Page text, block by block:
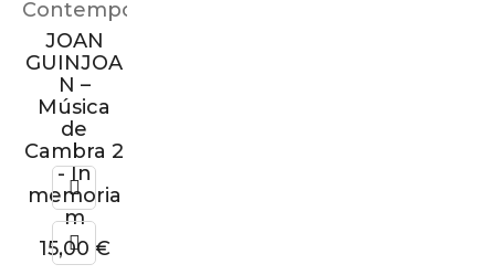
Contemporània
JOAN
GUINJOA
N –
Música
de
Cambra 2
- In
memoria
m
15,00 €